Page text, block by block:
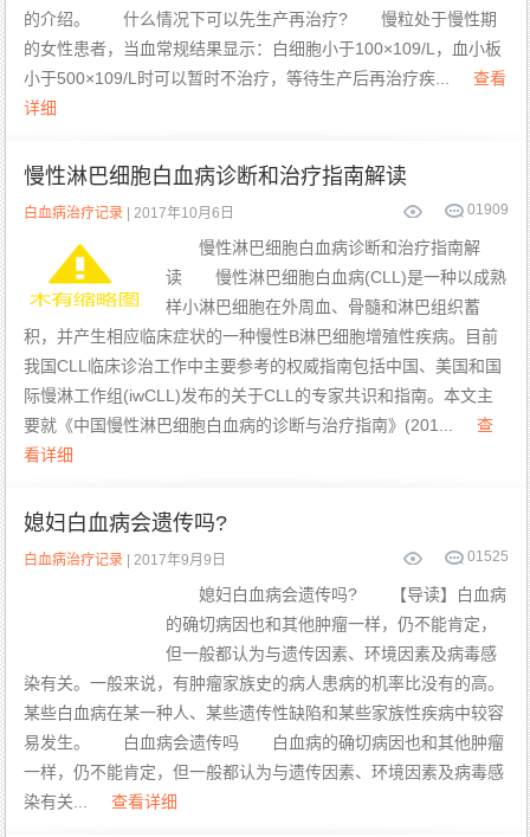
的介绍。 什么情况下可以先生产再治疗? 慢粒处于慢性期
的女性患者，当血常规结果显示：白细胞小于100×109/L，血小板
小于500×109/L时可以暂时不治疗，等待生产后再治疗疾...
查看
详细
慢性淋巴细胞白血病诊断和治疗指南解读
1909
0
白血病治疗记录 | 2017年10月6日
慢性淋巴细胞白血病诊断和治疗指南解
读 慢性淋巴细胞白血病(CLL)是一种以成熟
样小淋巴细胞在外周血、骨髓和淋巴组织蓄
积，并产生相应临床症状的一种慢性B淋巴细胞增殖性疾病。目前
我国CLL临床诊治工作中主要参考的权威指南包括中国、美国和国
际慢淋工作组(iwCLL)发布的关于CLL的专家共识和指南。本文主
要就《中国慢性淋巴细胞白血病的诊断与治疗指南》(201...
查
看详细
媳妇白血病会遗传吗?
1525
0
白血病治疗记录 | 2017年9月9日
媳妇白血病会遗传吗? 【导读】白血病
的确切病因也和其他肿瘤一样，仍不能肯定，
但一般都认为与遗传因素、环境因素及病毒感
染有关。一般来说，有肿瘤家族史的病人患病的机率比没有的高。
某些白血病在某一种人、某些遗传性缺陷和某些家族性疾病中较容
易发生。 白血病会遗传吗 白血病的确切病因也和其他肿瘤
一样，仍不能肯定，但一般都认为与遗传因素、环境因素及病毒感
染有关...
查看详细